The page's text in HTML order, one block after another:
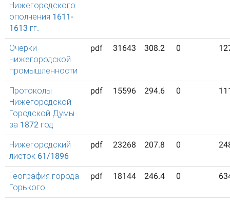
Нижегородского
ополчения 1611-
1613 гг.
Очерки
нижегородской
промышленности
pdf 31643 308.2 0
Протоколы
Нижегородской
Городской Думы
за 1872 год
pdf 15596 294.6 0
Нижегородский
листок 61/1896
pdf 23268 207.8 0
География города
Горького
pdf 18144 246.4 0